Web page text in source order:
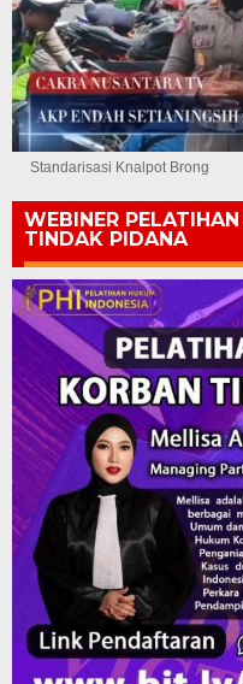
Standarisasi Knalpot Brong
WEBINER
TINDAK PIDANA